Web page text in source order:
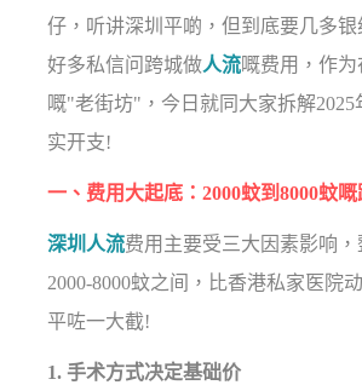
仔，听讲深圳平啲，但到底要几多银
好多私信问跨城做人流嘅费用，作
嘅"老街坊"，今日就同大家拆解2025
实开支!
一、费用大起底：2000蚊到8000蚊嘅
深圳人流费用主要受三大因素影响，
2000-8000蚊之间，比香港私家医院
平咗一大截!
1. 手术方式决定基础价